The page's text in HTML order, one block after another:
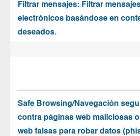
Filtrar mensajes: Filtrar
electrónicos basándose en
deseados.
Safe Browsing/Navegación
contra páginas web maliciosas
web falsas para robar datos